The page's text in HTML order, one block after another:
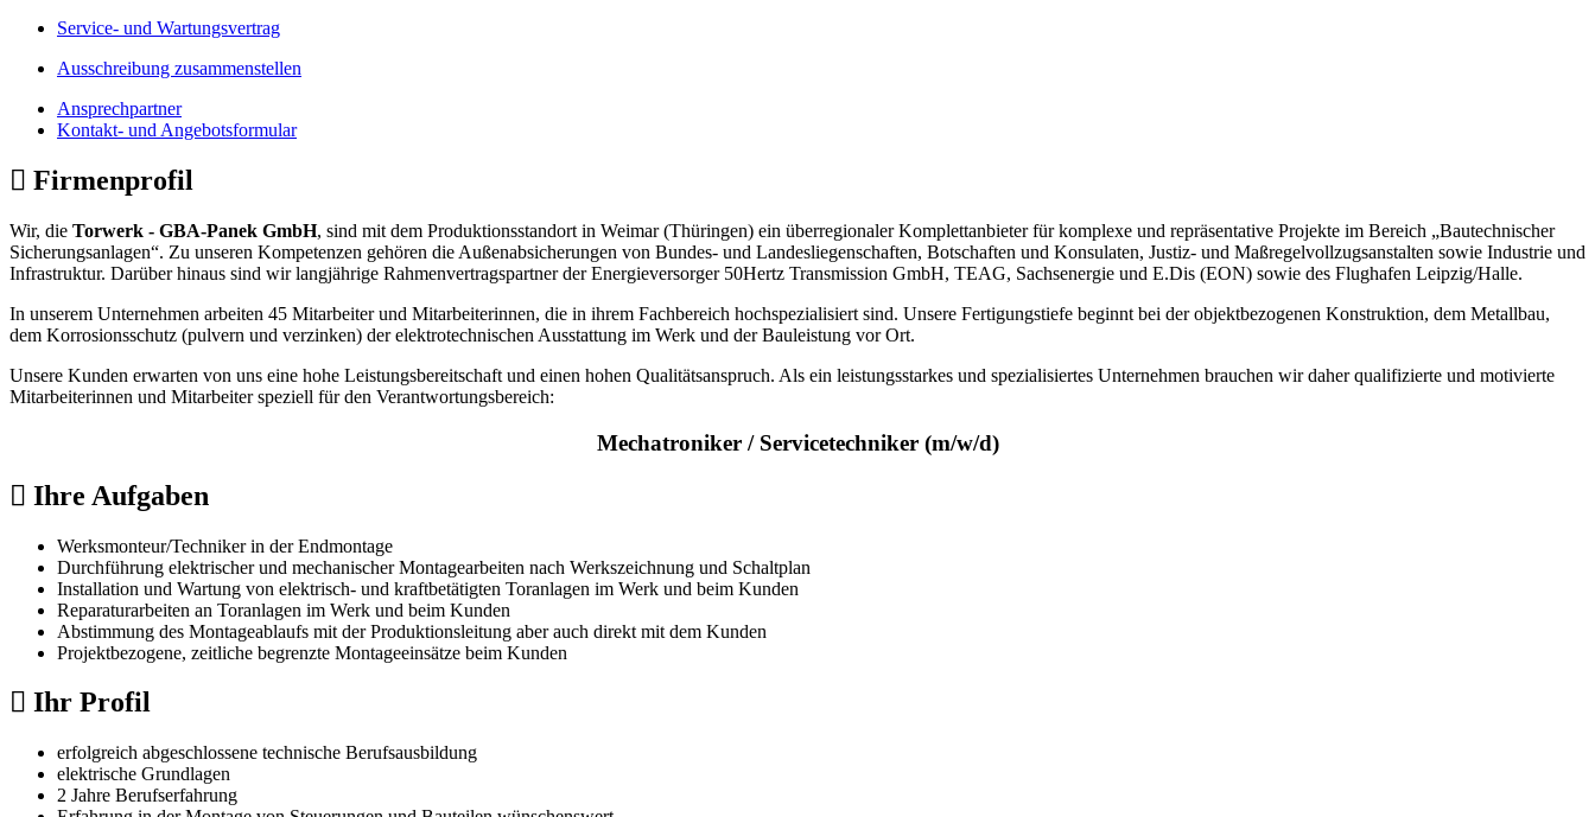
Service- und Wartungsvertrag
Ausschreibung zusammenstellen
Ansprechpartner
Kontakt- und Angebotsformular
Firmenprofil
Wir, die Torwerk - GBA-Panek GmbH, sind mit dem Produktionsstandort in Weimar (Thüringen) ein überregionaler Komplettanbieter für komplexe und repräsentative Projekte im Bereich „Bautechnischer
Sicherungsanlagen“. Zu unseren Kompetenzen gehören die Außenabsicherungen von Bundes- und Landesliegenschaften, Botschaften und Konsulaten, Justiz- und Maßregelvollzugsanstalten sowie Industrie und
Infrastruktur. Darüber hinaus sind wir langjährige Rahmenvertragspartner der Energieversorger 50Hertz Transmission GmbH, TEAG, Sachsenergie und E.Dis (EON) sowie des Flughafen Leipzig/Halle.
In unserem Unternehmen arbeiten 45 Mitarbeiter und Mitarbeiterinnen, die in ihrem Fachbereich hochspezialisiert sind. Unsere Fertigungstiefe beginnt bei der objektbezogenen Konstruktion, dem Metallbau,
dem Korrosionsschutz (pulvern und verzinken) der elektrotechnischen Ausstattung im Werk und der Bauleistung vor Ort.
Unsere Kunden erwarten von uns eine hohe Leistungsbereitschaft und einen hohen Qualitätsanspruch. Als ein leistungsstarkes und spezialisiertes Unternehmen brauchen wir daher qualifizierte und motivierte
Mitarbeiterinnen und Mitarbeiter speziell für den Verantwortungsbereich:
Mechatroniker / Servicetechniker (m/w/d)
Ihre Aufgaben
Werksmonteur/Techniker in der Endmontage
Durchführung elektrischer und mechanischer Montagearbeiten nach Werkszeichnung und Schaltplan
Installation und Wartung von elektrisch- und kraftbetätigten Toranlagen im Werk und beim Kunden
Reparaturarbeiten an Toranlagen im Werk und beim Kunden
Abstimmung des Montageablaufs mit der Produktionsleitung aber auch direkt mit dem Kunden
Projektbezogene, zeitliche begrenzte Montageeinsätze beim Kunden
Ihr Profil
erfolgreich abgeschlossene technische Berufsausbildung
elektrische Grundlagen
2 Jahre Berufserfahrung